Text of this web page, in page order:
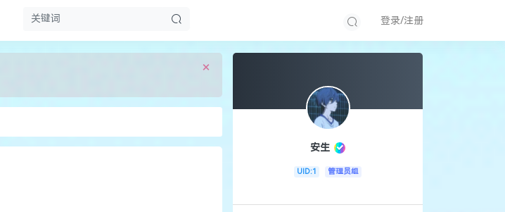
登录/注册
×
安生
UID:1 管理员组